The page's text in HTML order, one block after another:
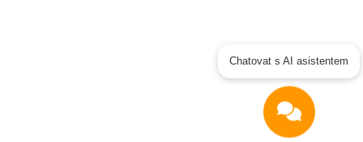
Chatovat s AI asistentem